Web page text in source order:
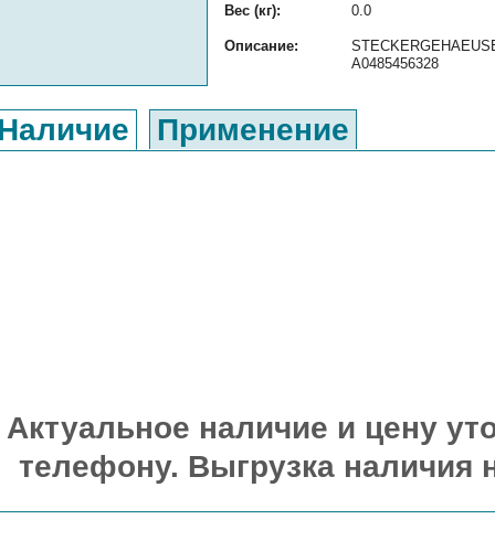
Вес (кг): 0.0
Описание:
A0485456328
Применение
Актуальное наличие и цену
телефону. Выгрузка наличия